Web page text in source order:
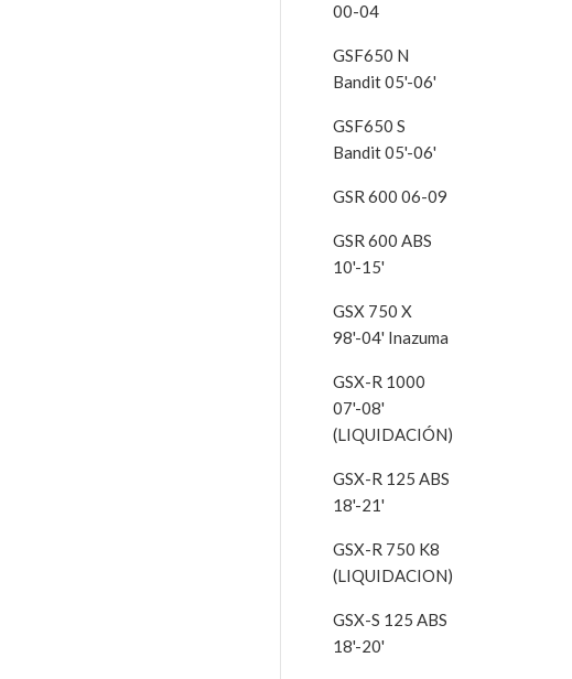
00-04
GSF650 N
Bandit 05'-06'
GSF650 S
Bandit 05'-06'
GSR 600 06-09
GSR 600 ABS
10'-15'
GSX 750 X
98'-04' Inazuma
GSX-R 1000
07'-08'
(LIQUIDACIÓN)
GSX-R 125 ABS
18'-21'
GSX-R 750 K8
(LIQUIDACION)
GSX-S 125 ABS
18'-20'